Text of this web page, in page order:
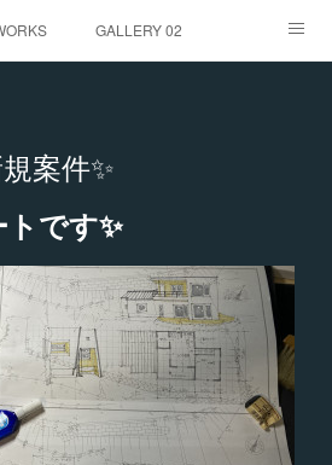
GALLERY 02
案件✨
です✨